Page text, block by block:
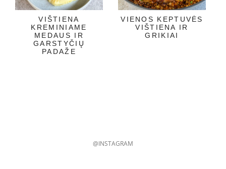
VIŠTIENA
KREMINIAME
MEDAUS IR
GARSTYČIŲ
PADAŽE
VIENOS KEPTUVĖS
VIŠTIENA IR
GRIKIAI
@INSTAGRAM